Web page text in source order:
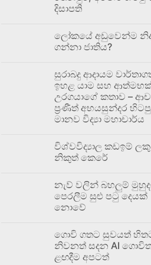
දිසාපති
ලෝකයේ අඩුවෙන්ම
ගන්නා ජාතිය?
සුරාබදු ආදායම
ඉහළ යාම සහ
උරගයාගේ කතාව –
ප්‍රණීත් අභයසුන්දර හිටපු
මානව විද්‍යා මහාචාර්ය
විශ්වවිද්‍යාල කඩඉම්
නිකුත් කෙරේ
නැව් වලින් බහලුම්
පෙරලීම සුළු පටු දෙයක්
නොවේ
ගොවි ගතට සුවයත්
නිවනත් සදන AI
ළඟදීම අපටත්